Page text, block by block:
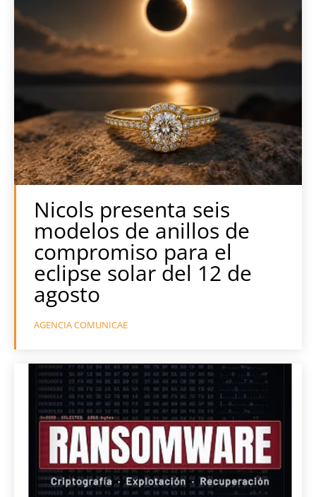
Nicols presenta seis
modelos de anillos de
compromiso para el
eclipse solar del 12 de
agosto
AGENCIA COMUNICAE